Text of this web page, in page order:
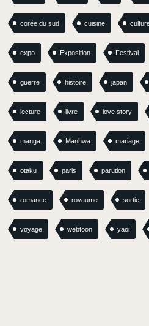
corée du sud cuisine
expo Exposition Festival
guerre histoire japan
lecture livre love story
manga Manhwa mariage
otaku paris parution
romance royaume sortie
voyage webtoon yaoi